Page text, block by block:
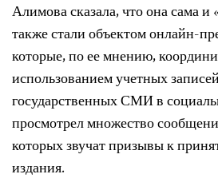
Алимова сказала, что она сама
также стали объектом онлайн-
которые, по ее мнению,
использованием учетных
государственных СМИ в
просмотрел множество
которых звучат призывы к
издания.